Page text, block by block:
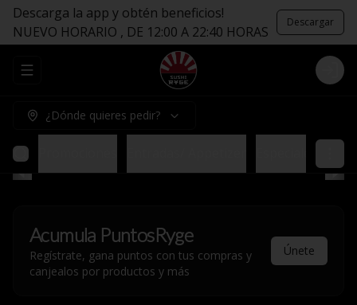
Descarga la app y obtén beneficios!
NUEVO HORARIO , DE 12:00 A 22:40 HORAS
Descargar
Abrir menu de navegación Login
¿Dónde quieres pedir?
Acumula PuntosRyge
Regístrate, gana puntos con tus compras y
canjealos por productos y más
Únete